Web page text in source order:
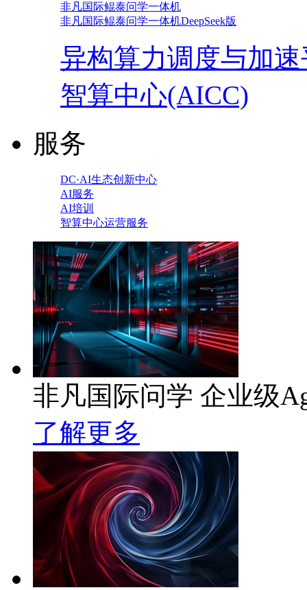
非凡国际鲲泰问学一体机
非凡国际鲲泰问学一体机DeepSeek版
异构算力调度与加
智算中心(AICC)
服务
DC·AI生态创新中心
AI服务
AI培训
智算中心运营服务
非凡国际问学 企业级
了解更多